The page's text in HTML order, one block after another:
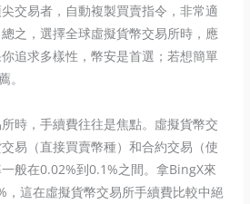
交易者，自動複製買賣指令，非常適
之，選擇全球虛擬貨幣交易所時，應
追求多樣性，幣安是首選；若想簡單
。
時，手續費往往是焦點。虛擬貨幣交
易（直接買賣幣種）和合約交易（使
般在0.02%到0.1%之間。拿BingX來
，這在虛擬貨幣交易所手續費比較中絕